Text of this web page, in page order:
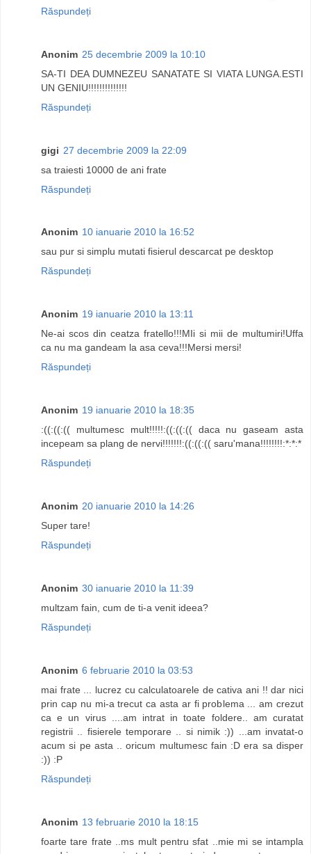
Răspundeți
Anonim 25 decembrie 2009 la 10:10
SA-TI DEA DUMNEZEU SANATATE SI VIATA LUNGA.ESTI
UN GENIU!!!!!!!!!!!!!!
Răspundeți
gigi 27 decembrie 2009 la 22:09
sa traiesti 10000 de ani frate
Răspundeți
Anonim 10 ianuarie 2010 la 16:52
sau pur si simplu mutati fisierul descarcat pe desktop
Răspundeți
Anonim 19 ianuarie 2010 la 13:11
Ne-ai scos din ceatza fratello!!!MIi si mii de multumiri!Uffa
ca nu ma gandeam la asa ceva!!!Mersi mersi!
Răspundeți
Anonim 19 ianuarie 2010 la 18:35
:((:((:(( multumesc mult!!!!!:((:((:(( daca nu gaseam asta
incepeam sa plang de nervi!!!!!!!:((:((:(( saru'mana!!!!!!!!:*:*:*
Răspundeți
Anonim 20 ianuarie 2010 la 14:26
Super tare!
Răspundeți
Anonim 30 ianuarie 2010 la 11:39
multzam fain, cum de ti-a venit ideea?
Răspundeți
Anonim 6 februarie 2010 la 03:53
mai frate ... lucrez cu calculatoarele de cativa ani !! dar nici
prin cap nu mi-a trecut ca asta ar fi problema ... am crezut
ca e un virus ....am intrat in toate foldere.. am curatat
registrii .. fisierele temporare .. si nimik :)) ...am invatat-o
acum si pe asta .. oricum multumesc fain :D era sa disper
:)) :P
Răspundeți
Anonim 13 februarie 2010 la 18:15
foarte tare frate ..ms mult pentru sfat ..mie mi se intampla